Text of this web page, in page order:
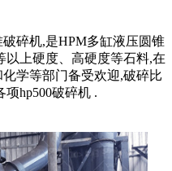
破碎机,是HPM多缸液压圆锥
以上硬度、高硬度等石料,在
学等部门备受欢迎,破碎比
hp500破碎机 .